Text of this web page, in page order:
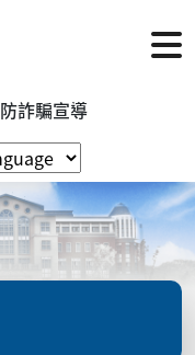
防詐騙宣導